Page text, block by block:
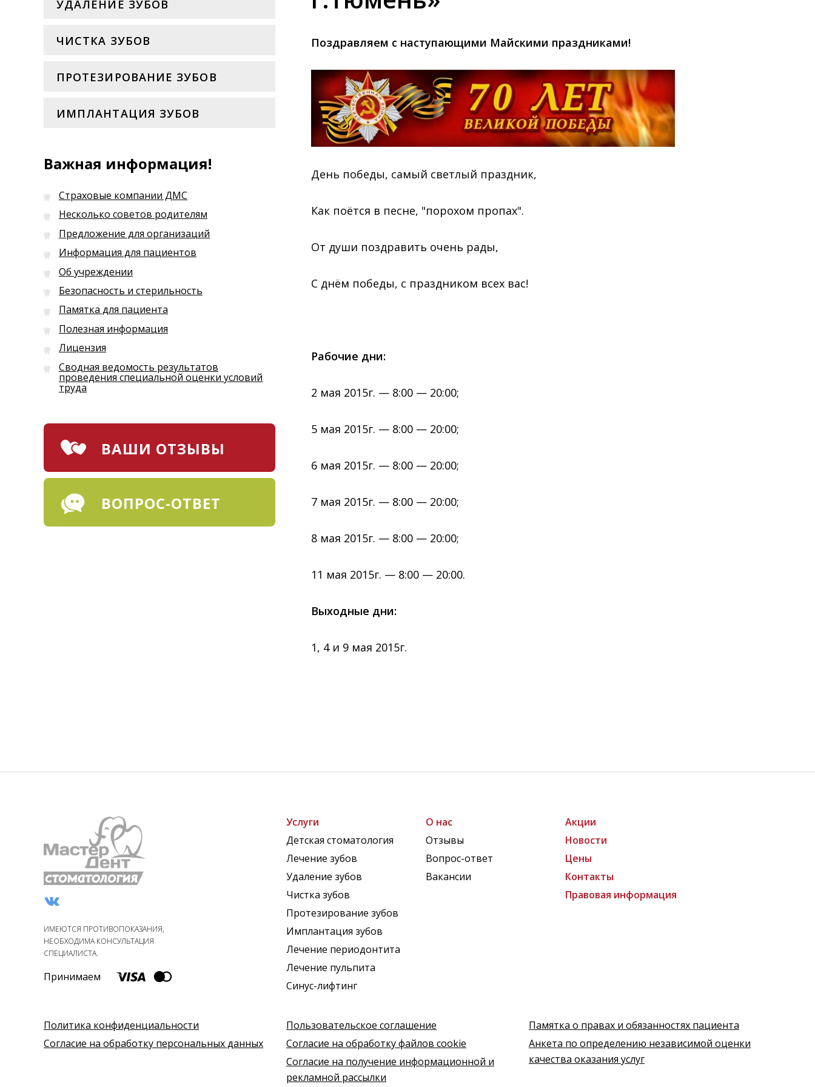
Поздравляем с наступающими Майскими праздниками!
День победы, самый светлый праздник,
Как поётся в песне, "порохом пропах".
От души поздравить очень рады,
С днём победы, с праздником всех вас!
Рабочие дни:
2 мая 2015г. — 8:00 — 20:00;
5 мая 2015г. — 8:00 — 20:00;
6 мая 2015г. — 8:00 — 20:00;
7 мая 2015г. — 8:00 — 20:00;
8 мая 2015г. — 8:00 — 20:00;
11 мая 2015г. — 8:00 — 20:00.
Выходные дни:
1, 4 и 9 мая 2015г.
УДАЛЕНИЕ ЗУБОВ
ЧИСТКА ЗУБОВ
ПРОТЕЗИРОВАНИЕ ЗУБОВ
ИМПЛАНТАЦИЯ ЗУБОВ
Важная информация!
Страховые компании ДМС
Несколько советов родителям
Предложение для организаций
Информация для пациентов
Об учреждении
Безопасность и стерильность
Памятка для пациента
Полезная информация
Лицензия
Сводная ведомость результатов
проведения специальной оценки условий
труда
ВАШИ ОТЗЫВЫ
ВОПРОС-ОТВЕТ
Услуги
Детская стоматология
Лечение зубов
Удаление зубов
Чистка зубов
Протезирование зубов
Имплантация зубов
Лечение периодонтита
Лечение пульпита
Синус-лифтинг
О нас
Отзывы
Вопрос-ответ
Вакансии
Акции
Новости
Цены
Контакты
Правовая информация
ИМЕЮТСЯ ПРОТИВОПОКАЗАНИЯ,
НЕОБХОДИМА КОНСУЛЬТАЦИЯ
СПЕЦИАЛИСТА.
Принимаем
Политика конфиденциальности
Согласие на обработку персональных данных
Пользовательское соглашение
Согласие на обработку файлов cookie
Согласие на получение информационной и
рекламной рассылки
Памятка о правах и обязанностях пациента
Анкета по определению независимой оценки
качества оказания услуг